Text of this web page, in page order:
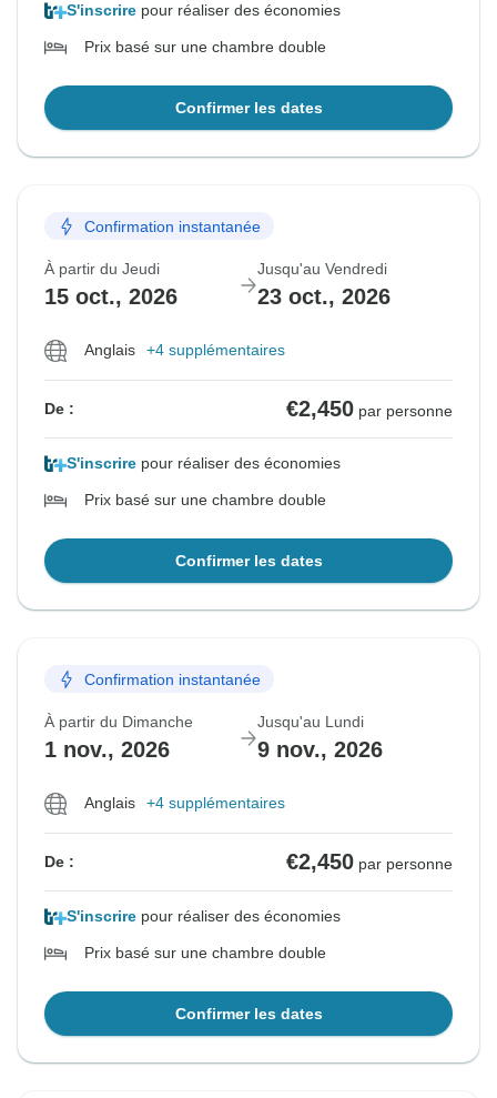
S'inscrire pour réaliser des économies
Prix basé sur une chambre double
Confirmer les dates
Confirmation instantanée
À partir du Jeudi
15 oct., 2026
Jusqu'au Vendredi
23 oct., 2026
Anglais +4 supplémentaires
De : €2,450 par personne
S'inscrire pour réaliser des économies
Prix basé sur une chambre double
Confirmer les dates
Confirmation instantanée
À partir du Dimanche
1 nov., 2026
Jusqu'au Lundi
9 nov., 2026
Anglais +4 supplémentaires
De : €2,450 par personne
S'inscrire pour réaliser des économies
Prix basé sur une chambre double
Confirmer les dates